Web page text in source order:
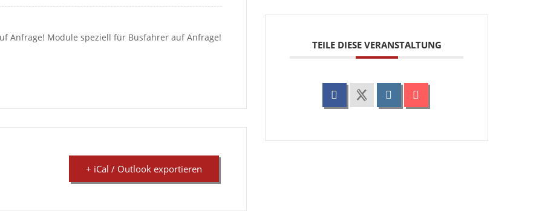
Anfrage! Module speziell für Busfahrer auf Anfrage!
+ iCal / Outlook exportieren
TEILE DIESE VERANSTALTUNG